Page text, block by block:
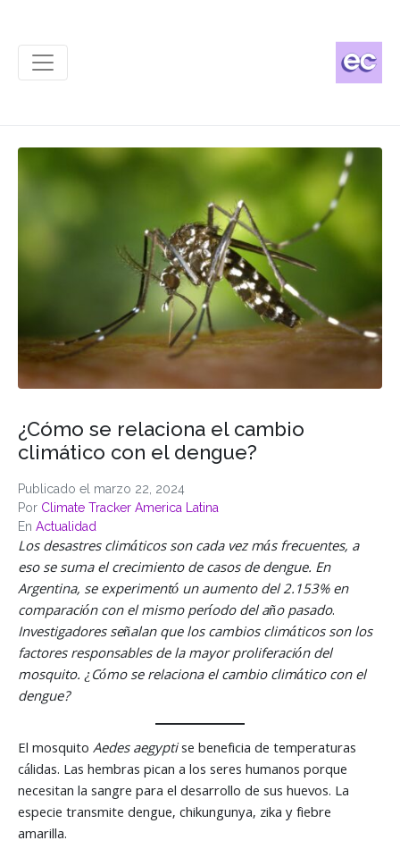
Publicado el marzo 22, 2024
Por Climate Tracker America Latina
En Actualidad
¿Cómo se relaciona el cambio
climático con el dengue?
Los desastres climáticos son cada vez más frecuentes, a
eso se suma el crecimiento de casos de dengue. En
Argentina, se experimentó un aumento del 2.153% en
comparación con el mismo período del año pasado.
Investigadores señalan que los cambios climáticos son los
factores responsables de la mayor proliferación del
mosquito.¿Cómo se relaciona el cambio climático con el
dengue?
El mosquitoAedes aegyptise beneficia de temperaturas
cálidas. Las hembras pican a los seres humanos porque
necesitan la sangre para el desarrollo de sus huevos. La
especie transmite dengue, chikungunya, zika y fiebre
amarilla.